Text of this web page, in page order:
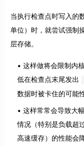
当执行检查点时写入的
单位）时，就尝试强制
层存储。
这样做将会限制内
低在检查点末尾发出
数据时被卡住的可能性
这样常常会导致大
情况（特别是负载超
高速缓存）的性能会降